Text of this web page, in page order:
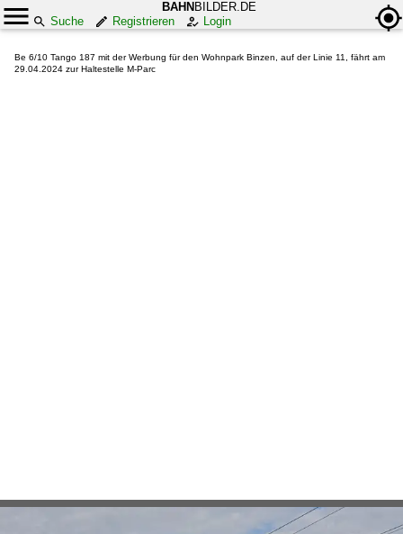
BAHN BILDER.DE
Suche
Registrieren Login
Be 6/10 Tango 187 mit der Werbung für den Wohnpark Binzen, auf der Linie 11, fährt am
29.04.2024 zur Haltestelle M-Parc